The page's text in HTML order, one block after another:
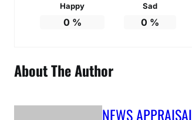
Happy
0 %
Sad
0 %
About The Author
NEWS APPRAISAL